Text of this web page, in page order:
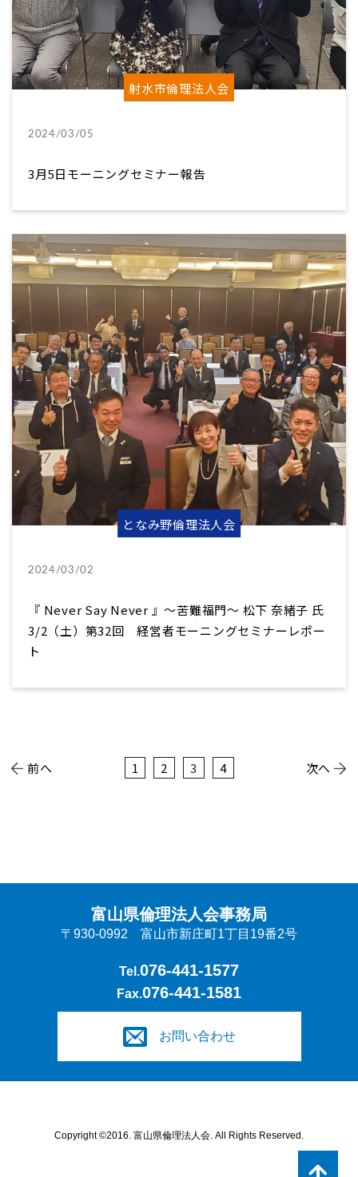
射水市倫理法人会
2024/03/05
3月5日モーニングセミナー報告
となみ野倫理法人会
2024/03/02
『 Never Say Never 』～苦難福門～ 松下 奈緒子 氏
3/2（土）第32回 経営者モーニングセミナーレポー
ト
前へ 1 2 3 4 次へ
富山県倫理法人会事務局
〒930-0992 富山市新庄町1丁目19番2号
Tel.076-441-1577
Fax.076-441-1581
お問い合わせ
Copyright ©2016. 富山県倫理法人会. All Rights Reserved.